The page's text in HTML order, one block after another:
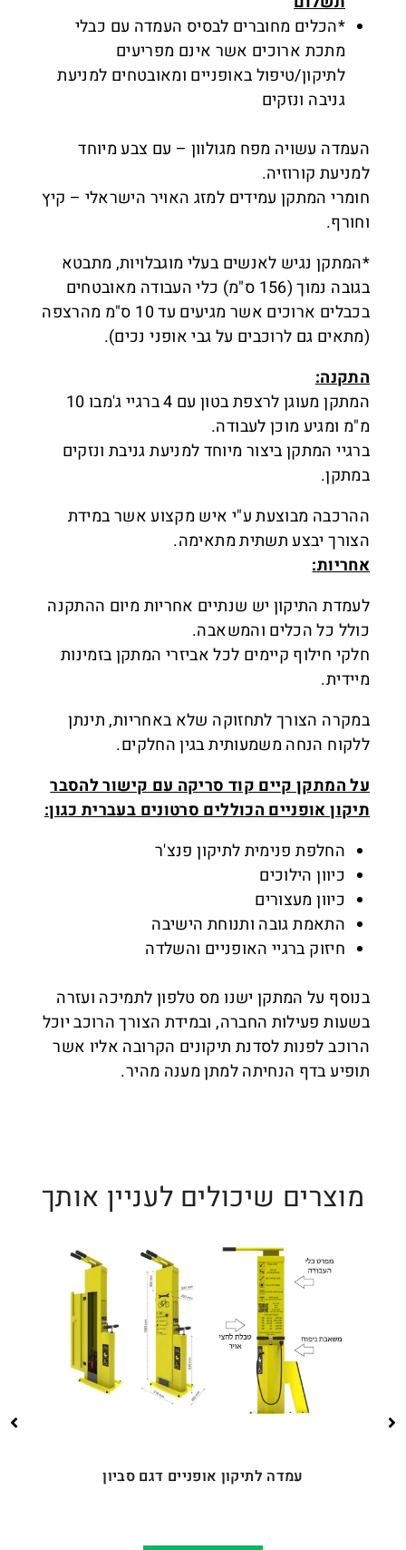
*הכלים מחוברים לבסיס העמדה עם כבלי
מתכת ארוכים אשר אינם מפריעים
לתיקון/טיפול באופניים ומאובטחים למניעת
גניבה ונזקים
העמדה עשויה מפח מגולוון – עם צבע מיוחד
למניעת קורוזיה.
חומרי המתקן עמידים למזג האויר הישראלי – קיץ
וחורף.
*המתקן נגיש לאנשים בעלי מוגבלויות, מתבטא
בגובה נמוך (156 ס"מ) כלי העבודה מאובטחים
בכבלים ארוכים אשר מגיעים עד 10 ס"מ מהרצפה
(מתאים גם לרוכבים על גבי אופני נכים).
התקנה:
המתקן מעוגן לרצפת בטון עם 4 ברגיי ג'מבו 10
מ"מ ומגיע מוכן לעבודה.
ברגיי המתקן ביצור מיוחד למניעת גניבת ונזקים
במתקן.
ההרכבה מבוצעת ע"י איש מקצוע אשר במידת
הצורך יבצע תשתית מתאימה.
אחריות:
לעמדת התיקון יש שנתיים אחריות מיום ההתקנה
כולל כל הכלים והמשאבה.
חלקי חילוף קיימים לכל אביזרי המתקן בזמינות
מיידית.
במקרה הצורך לתחזוקה שלא באחריות, תינתן
ללקוח הנחה משמעותית בגין החלקים.
על המתקן קיים קוד סריקה עם קישור להסבר
תיקון אופניים הכוללים סרטונים בעברית כגון:
החלפת פנימית לתיקון פנצ'ר
כיוון הילוכים
כיוון מעצורים
התאמת גובה ותנוחת הישיבה
חיזוק ברגיי האופניים והשלדה
בנוסף על המתקן ישנו מס טלפון לתמיכה ועזרה
בשעות פעילות החברה, ובמידת הצורך הרוכב יוכל
הרוכב לפנות לסדנת תיקונים הקרובה אליו אשר
תופיע בדף הנחיתה למתן מענה מהיר.
מוצרים שיכולים לעניין אותך
עמדה לתיקון אופניים דגם סביון